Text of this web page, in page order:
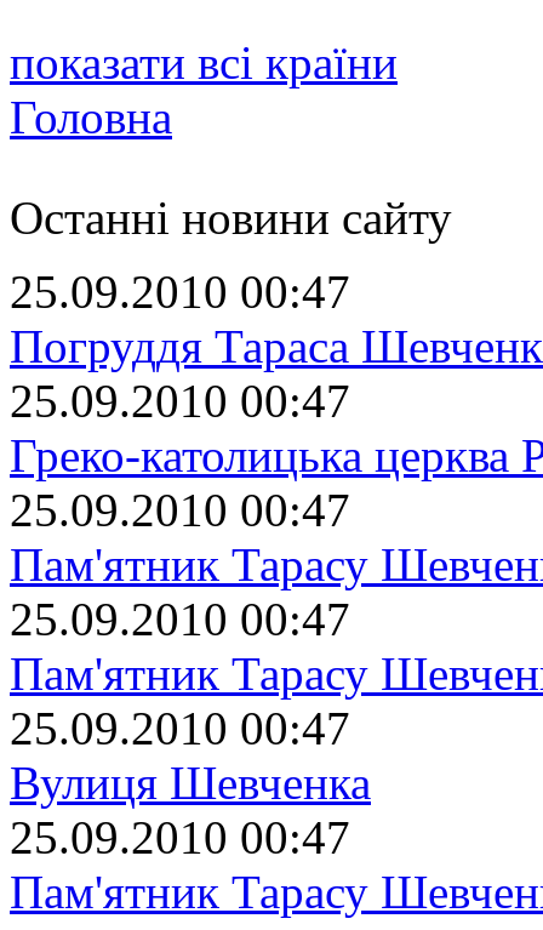
показати всі країни
Головна
Останні новини сайту
25.09.2010 00:47
Погруддя Тараса
25.09.2010 00:47
Греко-католицька церква
25.09.2010 00:47
Пам'ятник Тарасу
25.09.2010 00:47
Пам'ятник Тарасу
25.09.2010 00:47
Вулиця Шевченка
25.09.2010 00:47
Пам'ятник Тарасу